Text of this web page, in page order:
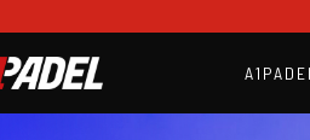
A1PADEL